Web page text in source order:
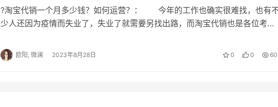
?淘宝代销一个月多少钱？如何运营？： 今年的工作也确实很难找，也有
少人还因为疫情而失业了，失业了就需要另找出路，而淘宝代销也是各位考虑
欧阳, 微澜 2023年8月28日 0 0